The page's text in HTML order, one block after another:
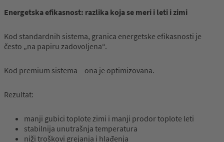
Energetskaefikasnost: razlika kojase meri i leti izimi
Kod standardnih sistema, granica energetske efikasnosti je
često „na papiru zadovoljena“.
Kod premium sistema – ona je optimizovana.
Rezultat:
manji gubici toplote zimi i manji prodor toplote leti
stabilnija unutrašnja temperatura
niži troškovi grejanja i hlađenja